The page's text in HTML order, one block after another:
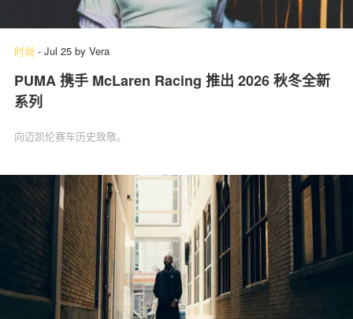
时尚 - Jul 25 by Vera
PUMA 携手 McLaren Racing 推出 2026 秋冬全新
系列
向迈凯伦赛车历史致敬。